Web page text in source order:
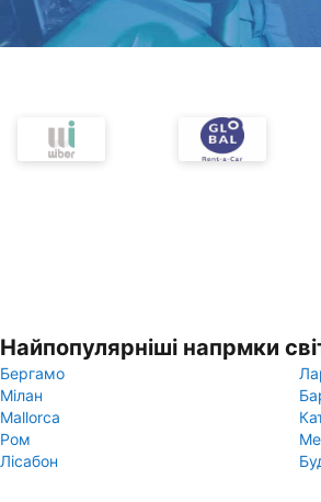
Найпопулярніші напрмки
Бергамо
Мілан
Mallorca
Ром
Лісабон